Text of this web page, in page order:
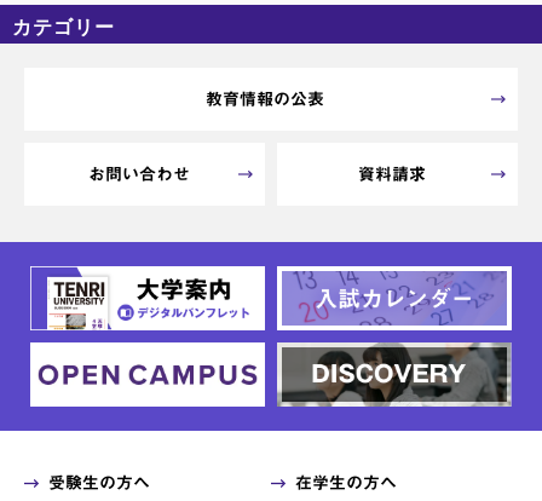
カテゴリー
教育情報の公表
お問い合わせ 資料請求
受験生の方へ 在学生の方へ